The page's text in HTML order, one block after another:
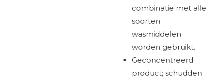
combinatie met alle
soorten
wasmiddelen
worden gebruikt.
Geconcentreerd
product; schudden